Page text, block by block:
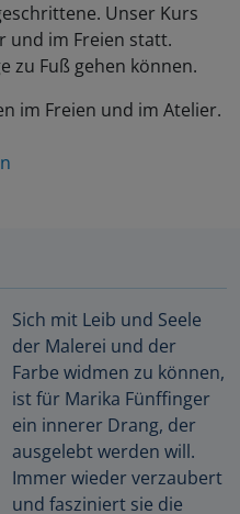
Unser Kurs
und im Freien statt.
zu Fuß gehen können.
im Freien und im Atelier.
Sich mit Leib und Seele
der Malerei und der
Farbe widmen zu können,
ist für Marika Fünffinger
ein innerer Drang, der
ausgelebt werden will.
Immer wieder verzaubert
und fasziniert sie die